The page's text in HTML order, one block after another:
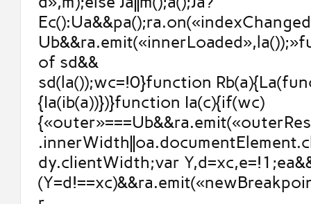
of sd&&
sd(la());wc=!0}function
{Ia(ib(a))})}function Ia(c){if(wc)
dy.clientWidth;var